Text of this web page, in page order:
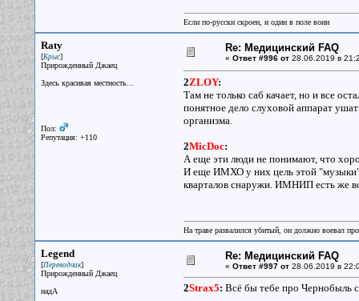
Если по-русски скроен, и один в поле воин
Raty
[Крыс]
Прирожденный Джаец
Здесь красивая местность...
Пол:
Репутация: +110
Re: Медицинский FAQ
« Ответ #996 от28.06.2019 в
2ZLOY:
Там не только саб качает, но и все
понятное дело слуховой аппарат
организма.
2MicDoc:
А еще эти люди не понимают, что
И еще ИМХО у них цель этой "музыки"
кварталов снаружи. ИМНИП есть же
На траве развалился убитый, он должно воевал
Legend
[Переводчик]
Прирожденный Джаец
надА
Re: Медицинский FAQ
« Ответ #997 от28.06.2019 в
2Strax5: Всё бы тебе про Чернобыль